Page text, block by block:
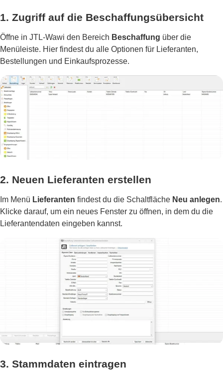
1. Zugriff auf die Beschaffungsübersicht
Öffne in JTL-Wawi den Bereich Beschaffung über die
Menüleiste. Hier findest du alle Optionen für Lieferanten,
Bestellungen und Einkaufsprozesse.
2. Neuen Lieferanten erstellen
Im Menü Lieferanten findest du die Schaltfläche Neu anlegen.
Klicke darauf, um ein neues Fenster zu öffnen, in dem du die
Lieferantendaten eingeben kannst.
3. Stammdaten eintragen